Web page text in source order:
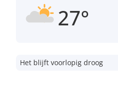
27°
Het blijft voorlopig droog